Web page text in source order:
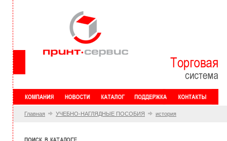
Главная УЧЕБНО-НАГЛЯДНЫЕ ПОСОБИЯ история